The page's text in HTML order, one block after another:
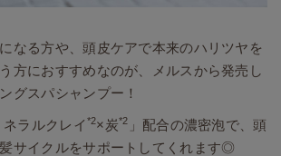
なる方や、頭皮ケアで本来のハリツヤを
方におすすめなのが、メルスから発売し
グスパシャンプー！
ネラルクレイ *2×炭*2 」配合の濃密泡で、頭
サイクルをサポートしてくれます◎